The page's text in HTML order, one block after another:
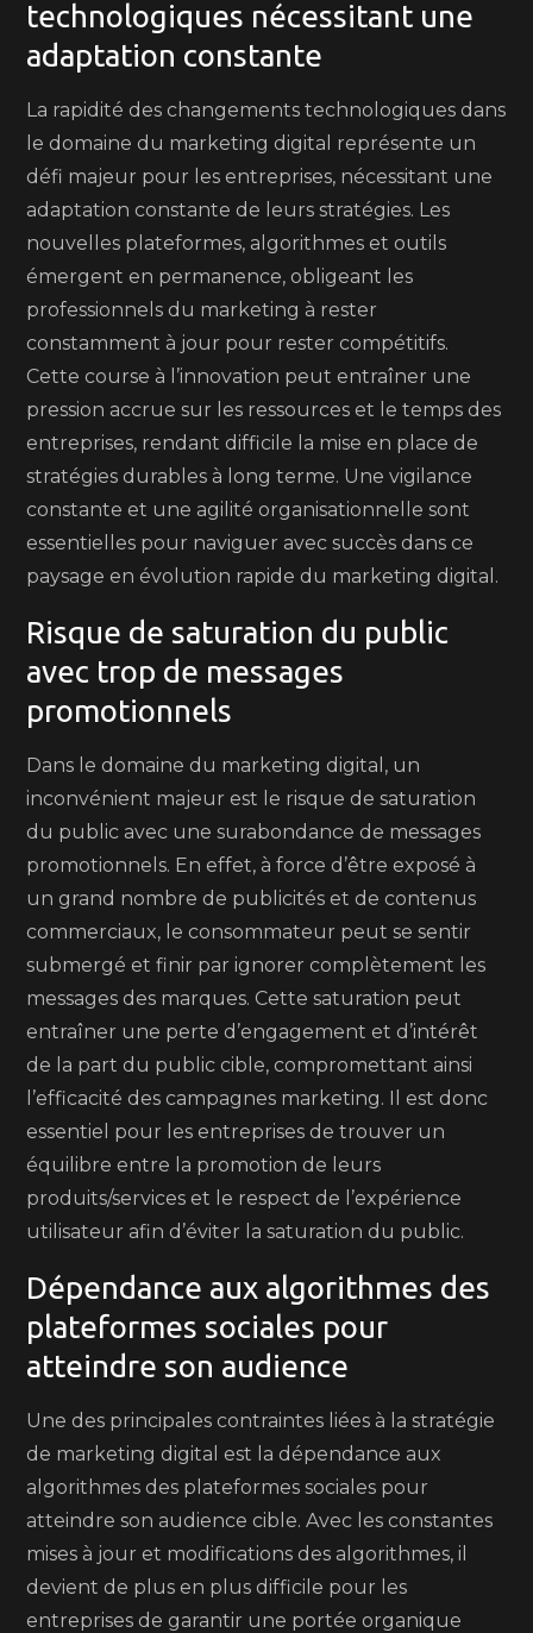
technologiques nécessitant une
adaptation constante
La rapidité des changements technologiques dans
le domaine du marketing digital représente un
défi majeur pour les entreprises, nécessitant une
adaptation constante de leurs stratégies. Les
nouvelles plateformes, algorithmes et outils
émergent en permanence, obligeant les
professionnels du marketing à rester
constamment à jour pour rester compétitifs.
Cette course à l’innovation peut entraîner une
pression accrue sur les ressources et le temps des
entreprises, rendant difficile la mise en place de
stratégies durables à long terme. Une vigilance
constante et une agilité organisationnelle sont
essentielles pour naviguer avec succès dans ce
paysage en évolution rapide du marketing digital.
Risque de saturation du public
avec trop de messages
promotionnels
Dans le domaine du marketing digital, un
inconvénient majeur est le risque de saturation
du public avec une surabondance de messages
promotionnels. En effet, à force d’être exposé à
un grand nombre de publicités et de contenus
commerciaux, le consommateur peut se sentir
submergé et finir par ignorer complètement les
messages des marques. Cette saturation peut
entraîner une perte d’engagement et d’intérêt
de la part du public cible, compromettant ainsi
l’efficacité des campagnes marketing. Il est donc
essentiel pour les entreprises de trouver un
équilibre entre la promotion de leurs
produits/services et le respect de l’expérience
utilisateur afin d’éviter la saturation du public.
Dépendance aux algorithmes des
plateformes sociales pour
atteindre son audience
Une des principales contraintes liées à la stratégie
de marketing digital est la dépendance aux
algorithmes des plateformes sociales pour
atteindre son audience cible. Avec les constantes
mises à jour et modifications des algorithmes, il
devient de plus en plus difficile pour les
entreprises de garantir une portée organique